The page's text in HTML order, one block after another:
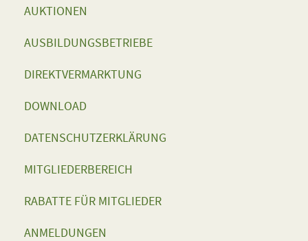
AUKTIONEN
AUSBILDUNGSBETRIEBE
DIREKTVERMARKTUNG
DOWNLOAD
DATENSCHUTZERKLÄRUNG
MITGLIEDERBEREICH
RABATTE FÜR MITGLIEDER
ANMELDUNGEN